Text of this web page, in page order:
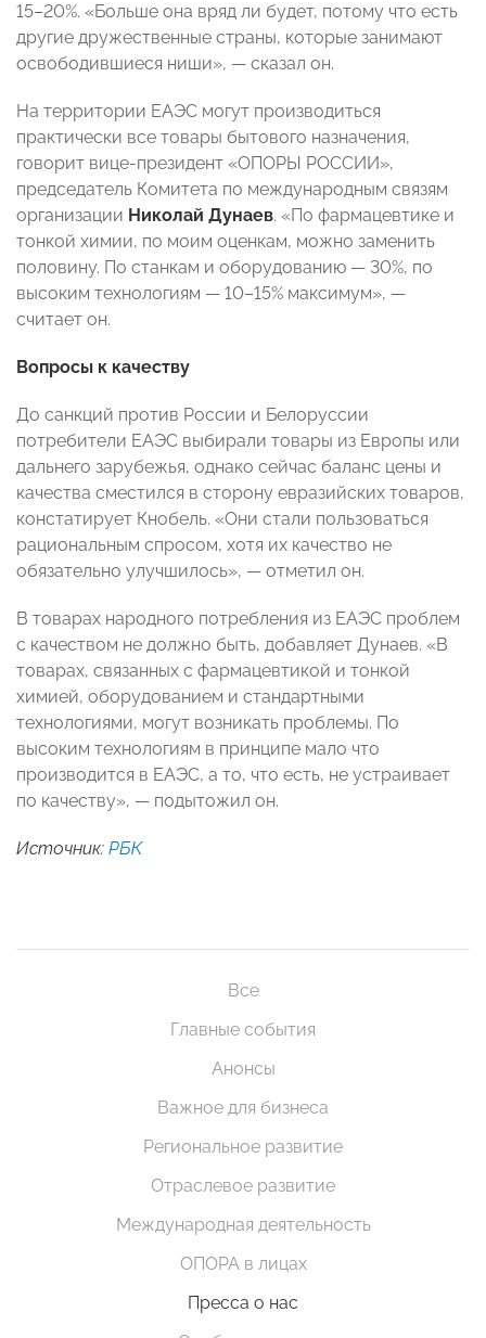
15–20%. «Больше она вряд ли будет, потому что есть
другие дружественные страны, которые занимают
освободившиеся ниши», — сказал он.
На территории ЕАЭС могут производиться
практически все товары бытового назначения,
говорит вице-президент «ОПОРЫ РОССИИ»,
председатель Комитета по международным связям
организации Николай Дунаев. «По фармацевтике и
тонкой химии, по моим оценкам, можно заменить
половину. По станкам и оборудованию — 30%, по
высоким технологиям — 10–15% максимум», —
считает он.
Вопросы к качеству
До санкций против России и Белоруссии
потребители ЕАЭС выбирали товары из Европы или
дальнего зарубежья, однако сейчас баланс цены и
качества сместился в сторону евразийских товаров,
констатирует Кнобель. «Они стали пользоваться
рациональным спросом, хотя их качество не
обязательно улучшилось», — отметил он.
В товарах народного потребления из ЕАЭС проблем
с качеством не должно быть, добавляет Дунаев. «В
товарах, связанных с фармацевтикой и тонкой
химией, оборудованием и стандартными
технологиями, могут возникать проблемы. По
высоким технологиям в принципе мало что
производится в ЕАЭС, а то, что есть, не устраивает
по качеству», — подытожил он.
Источник: РБК
Все
Главные события
Анонсы
Важное для бизнеса
Региональное развитие
Отраслевое развитие
Международная деятельность
ОПОРА в лицах
Пресса о нас